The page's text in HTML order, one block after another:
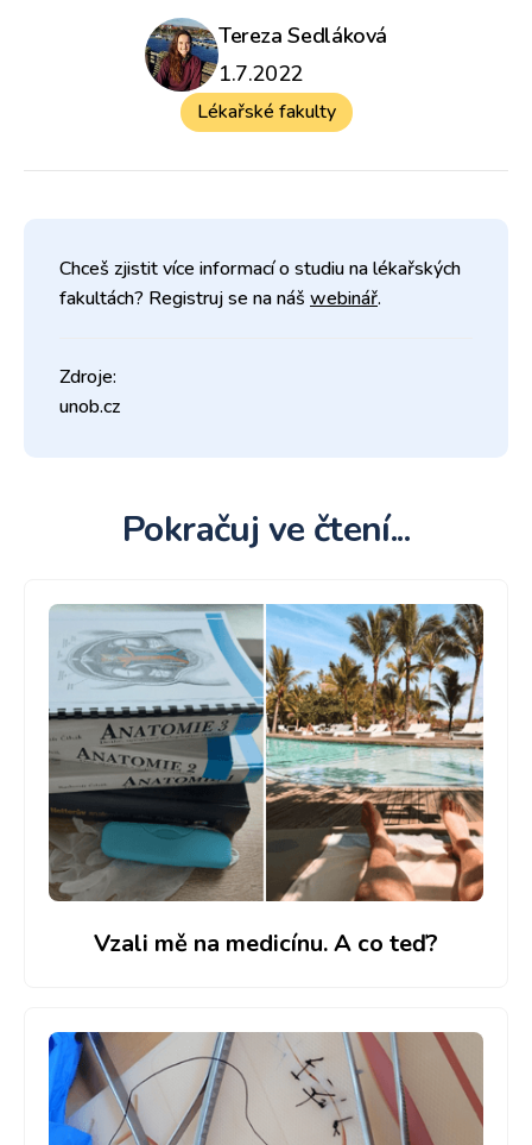
Tereza Sedláková
1.7.2022
Lékařské fakulty
Chceš zjistit více informací o studiu na lékařských
fakultách? Registruj se na náš webinář.
Zdroje:
unob.cz
Pokračuj ve čtení...
Vzali mě na medicínu. A co teď?